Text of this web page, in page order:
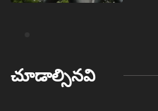
చూడాల్సినవి